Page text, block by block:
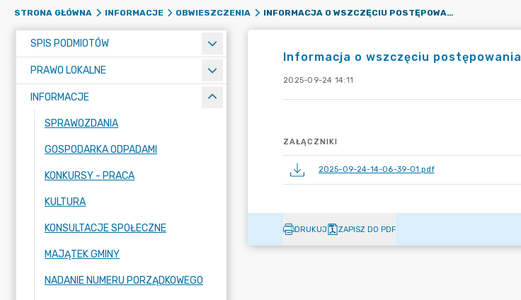
STRONA GŁÓWNA INFORMACJE OBWIESZCZENIA INFORMACJA O WSZCZĘCIU POSTĘPOWANIA
SPIS PODMIOTÓW
PRAWO LOKALNE
INFORMACJE
SPRAWOZDANIA
GOSPODARKA ODPADAMI
KONKURSY - PRACA
KULTURA
KONSULTACJE SPOŁECZNE
MAJĄTEK GMINY
NADANIE NUMERU PORZĄDKOWEGO
Informacja o wszczęciu postępowania
2025-09-24 14:11
ZAŁĄCZNIKI
2025-09-24-14-06-39-01.pdf
DRUKUJ ZAPISZ DO PDF